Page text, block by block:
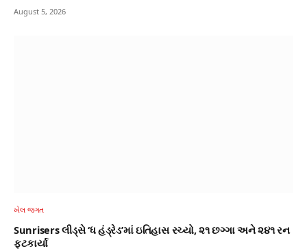
August 5, 2026
ખેલ જગત
Sunrisers લીડ્‌સે ‘ધ હંડ્રેડ’માં ઇતિહાસ રચ્યો, ૨૧ છગ્ગા અને ૨૪૧ રન
ફટકાર્યા